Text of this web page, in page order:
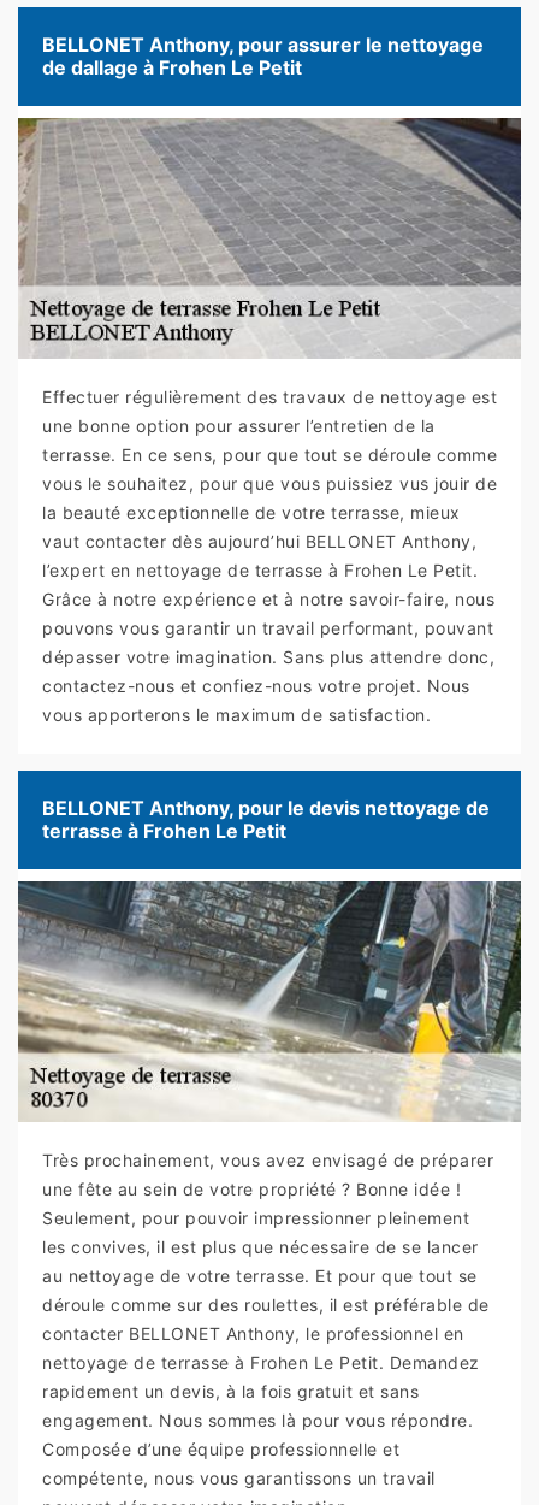
BELLONET Anthony, pour assurer le nettoyage
de dallage à Frohen Le Petit
Effectuer régulièrement des travaux de nettoyage est
une bonne option pour assurer l’entretien de la
terrasse. En ce sens, pour que tout se déroule comme
vous le souhaitez, pour que vous puissiez vus jouir de
la beauté exceptionnelle de votre terrasse, mieux
vaut contacter dès aujourd’hui BELLONET Anthony,
l’expert en nettoyage de terrasse à Frohen Le Petit.
Grâce à notre expérience et à notre savoir-faire, nous
pouvons vous garantir un travail performant, pouvant
dépasser votre imagination. Sans plus attendre donc,
contactez-nous et confiez-nous votre projet. Nous
vous apporterons le maximum de satisfaction.
BELLONET Anthony, pour le devis nettoyage de
terrasse à Frohen Le Petit
Très prochainement, vous avez envisagé de préparer
une fête au sein de votre propriété ? Bonne idée !
Seulement, pour pouvoir impressionner pleinement
les convives, il est plus que nécessaire de se lancer
au nettoyage de votre terrasse. Et pour que tout se
déroule comme sur des roulettes, il est préférable de
contacter BELLONET Anthony, le professionnel en
nettoyage de terrasse à Frohen Le Petit. Demandez
rapidement un devis, à la fois gratuit et sans
engagement. Nous sommes là pour vous répondre.
Composée d’une équipe professionnelle et
compétente, nous vous garantissons un travail